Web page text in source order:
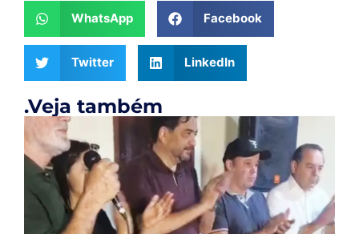
WhatsApp Facebook
Twitter LinkedIn
.Veja também